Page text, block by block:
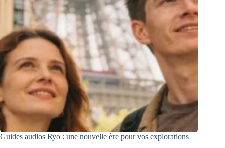
Guides audios Ryo : une nouvelle ère pour vos explorations